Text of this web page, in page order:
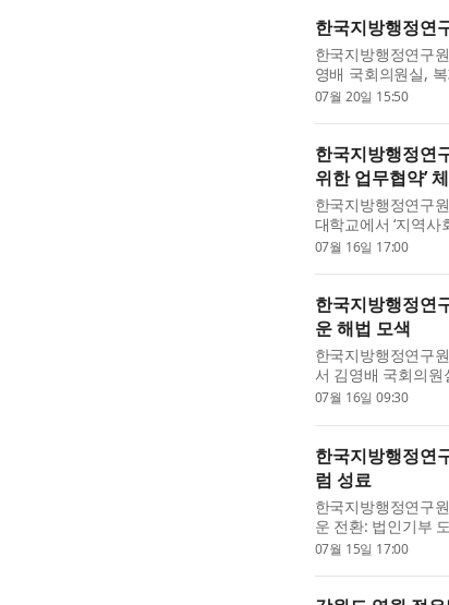
한국지방행정연
한국지방행정연구
영배 국회의원실,
공동으로 ‘2026년
07월 20일 15:50
한국지방행정연
위한 업무협약’
한국지방행정연구
대학교에서 ‘지역사
9기 대전의 미래 발
07월 16일 17:00
한국지방행정연
운 해법 모색
한국지방행정연구
서 김영배 국회의원
실과 공동으로
07월 16일 09:30
한국지방행정연
럼 성료
한국지방행정연구
운 전환: 법인기부
랑 기부제가 본격적
07월 15일 17:00